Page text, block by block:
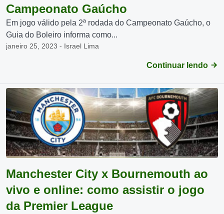
Campeonato Gaúcho
Em jogo válido pela 2ª rodada do Campeonato Gaúcho, o
Guia do Boleiro informa como...
janeiro 25, 2023 - Israel Lima
Continuar lendo
Manchester City x Bournemouth ao
vivo e online: como assistir o jogo
da Premier League